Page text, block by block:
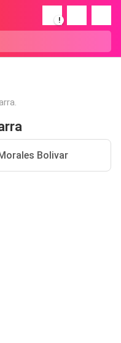
!
Bolivar